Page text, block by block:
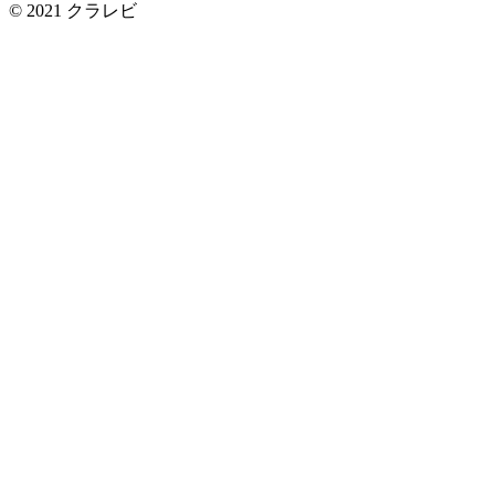
© 2021 クラレビ